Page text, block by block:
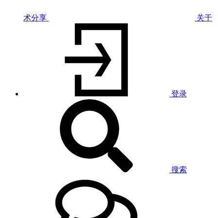
术分享 关于
登录
搜索